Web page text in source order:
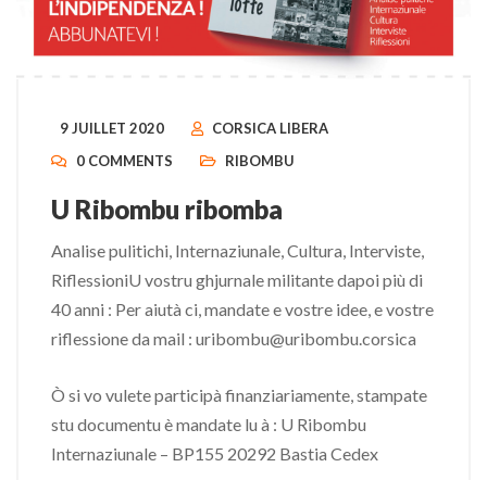
9 JUILLET 2020
CORSICA LIBERA
0 COMMENTS
RIBOMBU
U Ribombu ribomba
Analise pulitichi, Internaziunale, Cultura, Interviste,
RiflessioniU vostru ghjurnale militante dapoi più di
40 anni : Per aiutà ci, mandate e vostre idee, e vostre
riflessione da mail : uribombu@uribombu.corsica
Ò si vo vulete participà finanziariamente, stampate
stu documentu è mandate lu à : U Ribombu
Internaziunale – BP155 20292 Bastia Cedex